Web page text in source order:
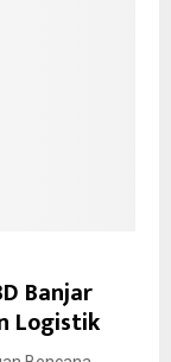
Banjar
Logistik